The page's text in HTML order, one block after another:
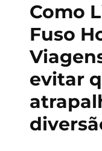
Como
Fuso
evitar